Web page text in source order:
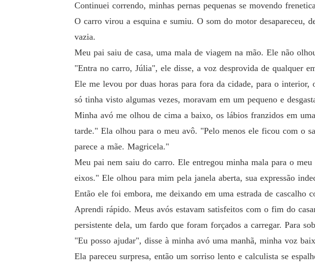
Continuei correndo, minhas pernas pequenas se movendo
O carro virou a esquina e sumiu. O som do motor desapareceu,
vazia.
Meu pai saiu de casa, uma mala de viagem na mão. Ele não
"Entra no carro, Júlia", ele disse, a voz desprovida de qualquer
Ele me levou por duas horas para fora da cidade, para o
só tinha visto algumas vezes, moravam em um pequeno e
Minha avó me olhou de cima a baixo, os lábios franzidos em
tarde." Ela olhou para o meu avô. "Pelo menos ele ficou com o
parece a mãe. Magricela."
Meu pai nem saiu do carro. Ele entregou minha mala para o
eixos." Ele olhou para mim pela janela aberta, sua expressão
Então ele foi embora, me deixando em uma estrada de cascalho
Aprendi rápido. Meus avós estavam satisfeitos com o fim do
persistente dela, um fardo que foram forçados a carregar. Para
"Eu posso ajudar", disse à minha avó uma manhã, minha voz
Ela pareceu surpresa, então um sorriso lento e calculista se